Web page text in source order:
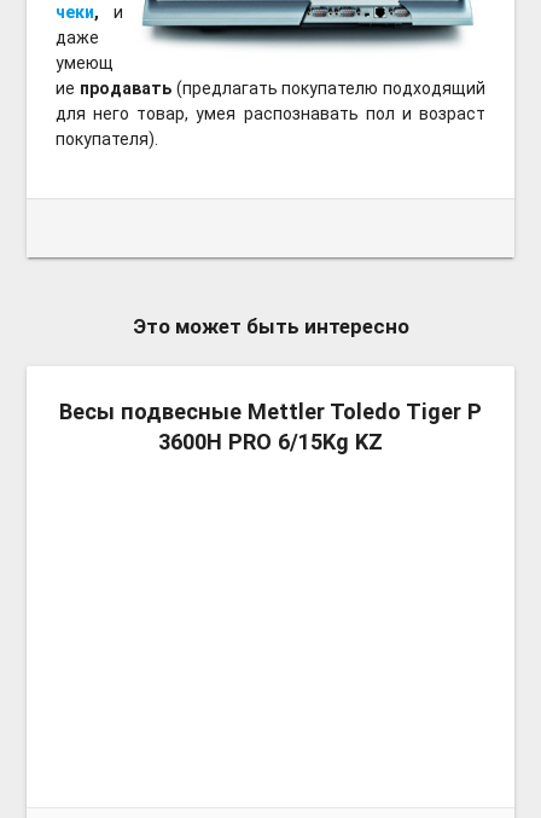
чеки, и
даже
умеющ
ие продавать(предлагать покупателю подходящий
для него товар, умея распознавать пол и возраст
покупателя).
Это может быть интересно
Весы подвесные Mettler Toledo Tiger P
3600Н PRO 6/15Kg KZ